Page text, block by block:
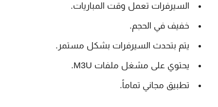
السيرفرات تعمل وقت المباريات.
خفيف في الحجم.
يتم بتحدث السيرفرات بشكل مستمر.
يحتوي على مشغل ملفات M3U.
تطبيق مجاني تماماً.